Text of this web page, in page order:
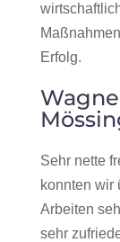
Erfolg.
Sehr nette
konnten wir
Arbeiten
sehr